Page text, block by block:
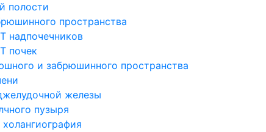
полости
пространства
надпочечников
почек
и забрюшинного пространства
железы
пузыря